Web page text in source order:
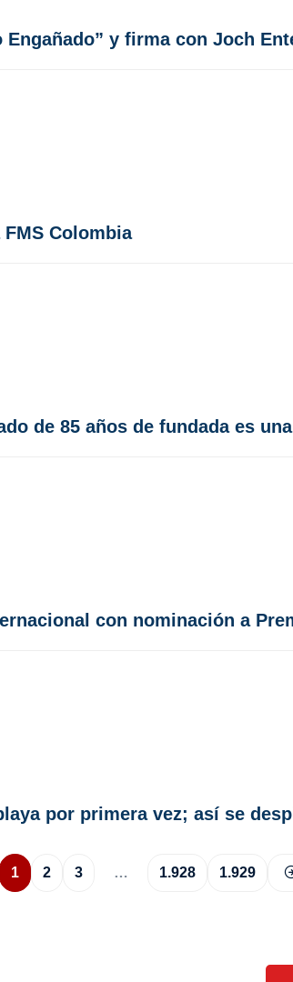
y firma con Joch
Colombia
de 85 años de fundada es
con nominación a
por primera vez; así se
1 2 3 … 1.928 1.929